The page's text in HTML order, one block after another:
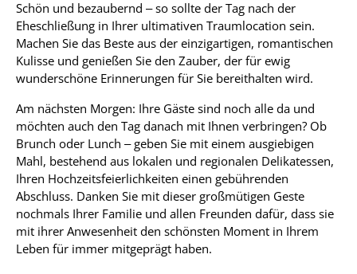
Schön und bezaubernd – so sollte der Tag nach der
Eheschließung in Ihrer ultimativen Traumlocation sein.
Machen Sie das Beste aus der einzigartigen, romantischen
Kulisse und genießen Sie den Zauber, der für ewig
wunderschöne Erinnerungen für Sie bereithalten wird.
Am nächsten Morgen: Ihre Gäste sind noch alle da und
möchten auch den Tag danach mit Ihnen verbringen? Ob
Brunch oder Lunch – geben Sie mit einem ausgiebigen
Mahl, bestehend aus lokalen und regionalen Delikatessen,
Ihren Hochzeitsfeierlichkeiten einen gebührenden
Abschluss. Danken Sie mit dieser großmütigen Geste
nochmals Ihrer Familie und allen Freunden dafür, dass sie
mit ihrer Anwesenheit den schönsten Moment in Ihrem
Leben für immer mitgeprägt haben.